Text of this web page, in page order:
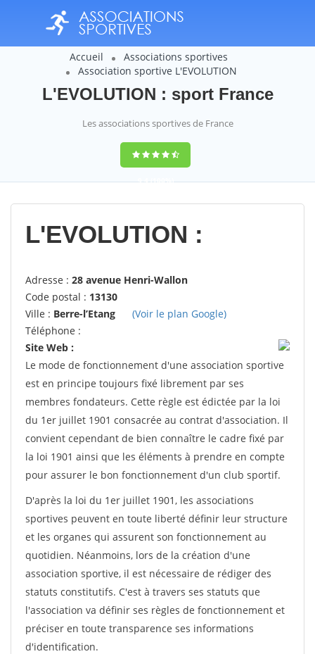
Accueil
Associations sportives
Association sportive L'EVOLUTION
L'EVOLUTION : sport France
Les associations sportives de France
9,4(100%)
14358votes
L'EVOLUTION :
Adresse : 28 avenue Henri-Wallon
Code postal : 13130
Ville : Berre-l’Etang
(Voir le plan Google)
Téléphone :
Site Web :
Le mode de fonctionnement d'une association sportive
est en principe toujours fixé librement par ses
membres fondateurs. Cette règle est édictée par la loi
du 1er juillet 1901 consacrée au contrat d'association. Il
convient cependant de bien connaître le cadre fixé par
la loi 1901 ainsi que les éléments à prendre en compte
pour assurer le bon fonctionnement d'un club sportif.
D'après la loi du 1er juillet 1901, les associations
sportives peuvent en toute liberté définir leur structure
et les organes qui assurent son fonctionnement au
quotidien. Néanmoins, lors de la création d'une
association sportive, il est nécessaire de rédiger des
statuts constitutifs. C'est à travers ses statuts que
l'association va définir ses règles de fonctionnement et
préciser en toute transparence ses informations
d'identification.